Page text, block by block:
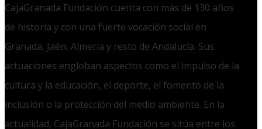
CajaGranada Fundación cuenta con más de 130 años
de historia y con una fuerte vocación social en
Granada, Jaén, Almería y resto de Andalucía. Sus
actuaciones engloban aspectos como el impulso de la
cultura y la educación, el deporte, el fomento de la
inclusión o la protección del medio ambiente. En la
actualidad, CajaGranada Fundación se sitúa entre los